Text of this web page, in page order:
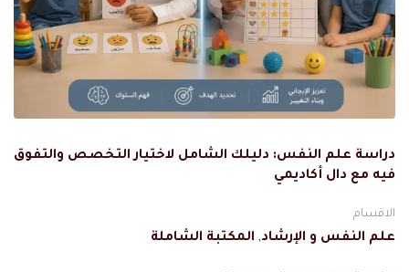
دراسة علم النفس: دليلك الشامل لاختيار التخصص والتفوق
فيه مع دال أكاديمي
الاقسام
علم النفس و الإرشاد, المكتبة الشاملة